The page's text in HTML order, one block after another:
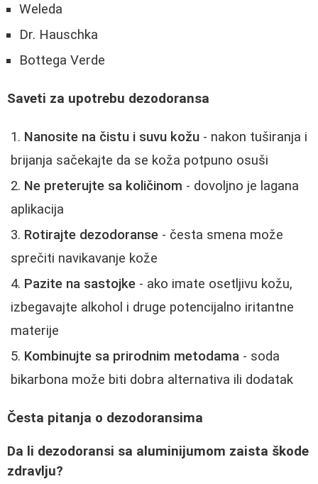
Weleda
Dr. Hauschka
Bottega Verde
Saveti za upotrebu dezodoransa
Nanosite na čistu i suvu kožu - nakon tuširanja i
brijanja sačekajte da se koža potpuno osuši
Ne preterujte sa količinom - dovoljno je lagana
aplikacija
Rotirajte dezodoranse - česta smena može
sprečiti navikavanje kože
Pazite na sastojke - ako imate osetljivu kožu,
izbegavajte alkohol i druge potencijalno iritantne
materije
Kombinujte sa prirodnim metodama - soda
bikarbona može biti dobra alternativa ili dodatak
Česta pitanja o dezodoransima
Da li dezodoransi sa aluminijumom zaista škode
zdravlju?